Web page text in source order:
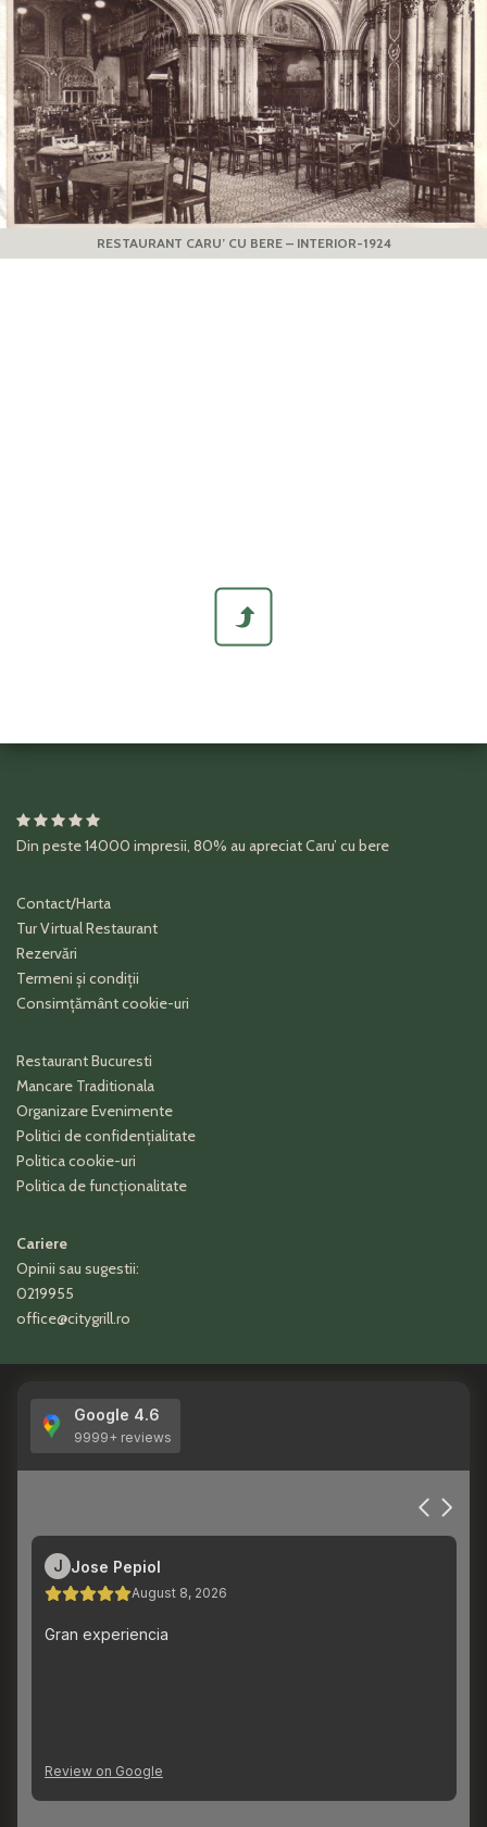
RESTAURANT CARU’ CU BERE – INTERIOR-1924
Din peste14000 impresii, 80% au apreciatCaru’ cu bere
Contact/Harta
Tur Virtual Restaurant
Rezervări
Termeni și condiții
Consimțământ cookie-uri
Restaurant Bucuresti
Mancare Traditionala
Organizare Evenimente
Politici de confidențialitate
Politica cookie-uri
Politica de funcționalitate
Cariere
Opinii sau sugestii:
0219955
office@citygrill.ro